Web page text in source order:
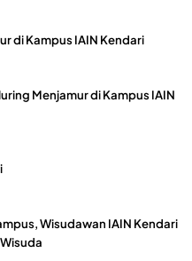
di Kampus IAIN Kendari
Menjamur di Kampus IAIN
Wisudawan IAIN Kendari